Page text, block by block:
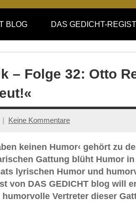
BLOG DAS GEDICHT-
– Folge 32: Otto
Keine Kommentare
keinen Humor‹ gehört zu
Gattung blüht Humor
lyrischen Humor und
von DAS GEDICHT blog will
Vertreter dieser